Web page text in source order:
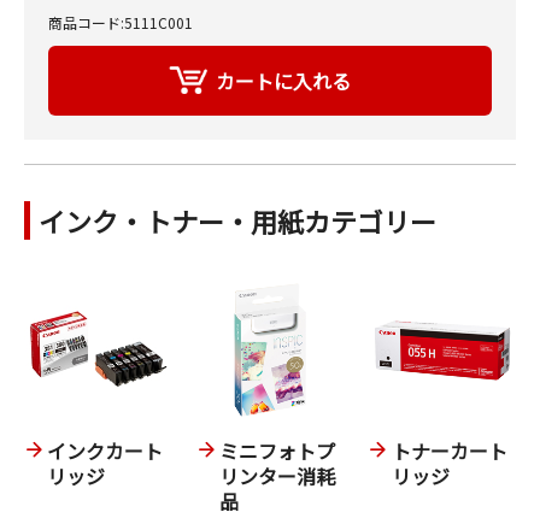
商品コード:5111C001
インク・トナー・用紙カテゴリー
インクカート
リッジ
ミニフォトプ
リンター消耗
品
トナーカート
リッジ